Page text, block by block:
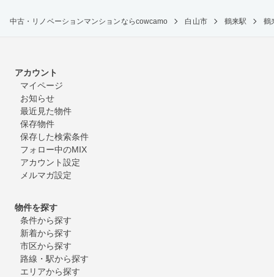
中古・リノベーションマンションならcowcamo 白山市 鶴来駅 鶴
アカウント
マイページ
お知らせ
最近見た物件
保存物件
保存した検索条件
フォロー中のMIX
アカウント設定
メルマガ設定
物件を探す
条件から探す
新着から探す
市区から探す
路線・駅から探す
エリアから探す